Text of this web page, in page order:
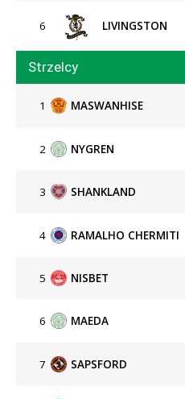
6 LIVINGSTON
Strzelcy
1 MASWANHISE
2 NYGREN
3 SHANKLAND
4 RAMALHO CHERMITI
5 NISBET
6 MAEDA
7 SAPSFORD